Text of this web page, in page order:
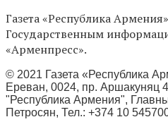
Газета «Республика
Государственным
«Арменпресс».
© 2021 Газета «Республика
Ереван, 0024, пр. Аршакуняц
"Республика Армения",
Петросян, Тел.: +374 10